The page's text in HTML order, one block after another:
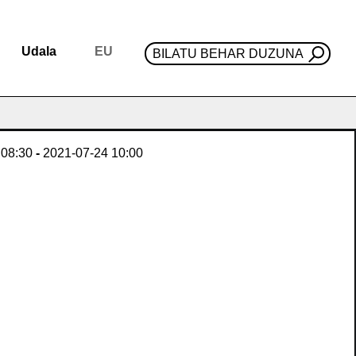
Udala EU BILATU BEHAR DUZUNA
08:30 - 2021-07-24 10:00